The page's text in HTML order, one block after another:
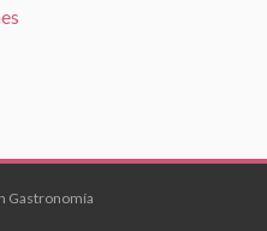
Gastronomía